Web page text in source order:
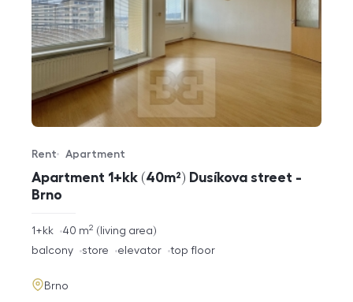
Apartment 1+kk (40m²) Dusíkova street -
Brno
Offer type
Rent
Property type
Apartment
rozměry
1+kk living area
40 m2
funkce
balcony store elevator top floor
adresa
Brno